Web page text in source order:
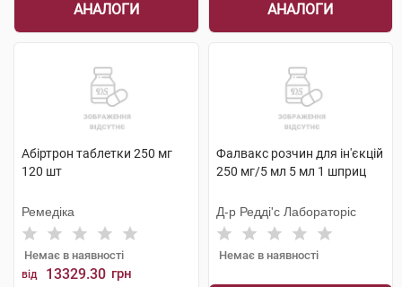
АНАЛОГИ АНАЛОГИ
Абіртрон таблетки 250 мг
120 шт
Ремедіка
Немає в наявності
від 13329.30 грн
Фалвакс розчин для ін'єкцій
250 мг/5 мл 5 мл 1 шприц
Д-р Редді'с Лабораторіс
Немає в наявності